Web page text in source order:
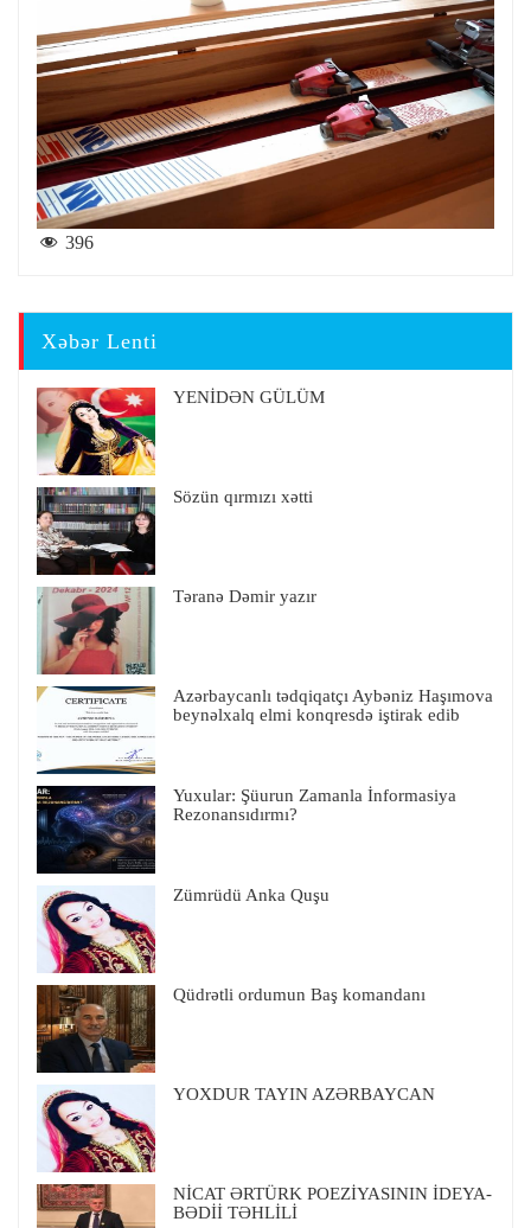
396
Xəbər Lenti
YENİDƏN GÜLÜM
Sözün qırmızı xətti
Təranə Dəmir yazır
Azərbaycanlı tədqiqatçı Aybəniz Haşımova
beynəlxalq elmi konqresdə iştirak edib
Yuxular: Şüurun Zamanla İnformasiya
Rezonansıdırmı?
Zümrüdü Anka Quşu
Qüdrətli ordumun Baş komandanı
YOXDUR TAYIN AZƏRBAYCAN
NİCAT ƏRTÜRK POEZİYASININ İDEYA-
BƏDİİ TƏHLİLİ